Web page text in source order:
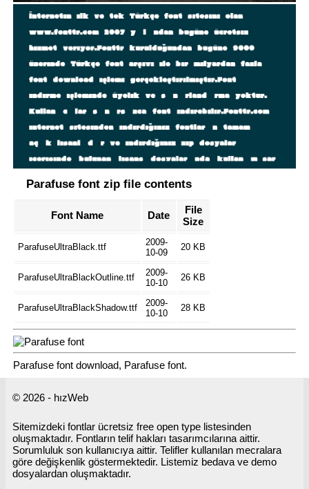
Parafuse font zip file contents
Font Name Date
File
Size
ParafuseUltraBlack.ttf
2009-
10-09
20 KB
ParafuseUltraBlackOutline.ttf
2009-
10-10
26 KB
ParafuseUltraBlackShadow.ttf
2009-
10-10
28 KB
Parafuse font download, Parafuse font.
© 2026 - hızWeb
Sitemizdeki fontlar ücretsiz free open type listesinden
oluşmaktadır. Fontların telif hakları tasarımcılarına aittir.
Sorumluluk son kullanıcıya aittir. Telifler kullanılan mecralara
göre değişkenlik göstermektedir. Listemiz bedava ve demo
dosyalardan oluşmaktadır.